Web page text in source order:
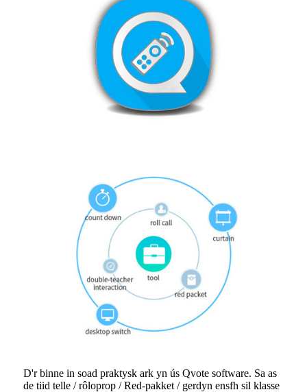
D'r binne in soad praktysk ark yn ús Qvote software. Sa as
de tiid telle / rôloprop / Red-pakket / gerdyn ensfh sil klasse